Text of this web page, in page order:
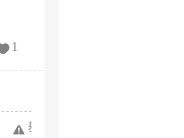
1
舉